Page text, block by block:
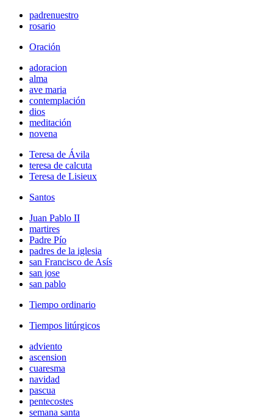
padrenuestro
rosario
Oración
adoracion
alma
ave maria
contemplación
dios
meditación
novena
Teresa de Ávila
teresa de calcuta
Teresa de Lisieux
Santos
Juan Pablo II
martires
Padre Pío
padres de la iglesia
san Francisco de Asís
san jose
san pablo
Tiempo ordinario
Tiempos litúrgicos
adviento
ascension
cuaresma
navidad
pascua
pentecostes
semana santa